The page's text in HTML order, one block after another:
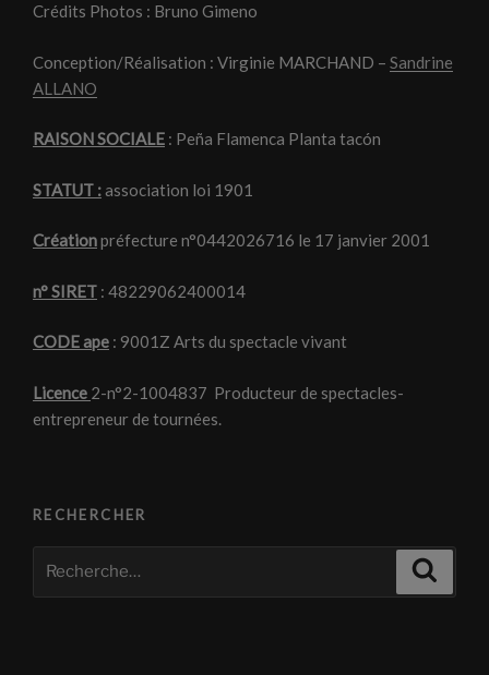
Crédits Photos : Bruno Gimeno
Conception/Réalisation : Virginie MARCHAND – Sandrine
ALLANO
RAISON SOCIALE : Peña Flamenca Planta tacón
STATUT :association loi 1901
Créationpréfecture n°0442026716 le 17 janvier 2001
n° SIRET : 48229062400014
CODE ape : 9001Z Arts du spectacle vivant
Licence 2-n°2-1004837 Producteur de spectacles-
entrepreneur de tournées.
RECHERCHER